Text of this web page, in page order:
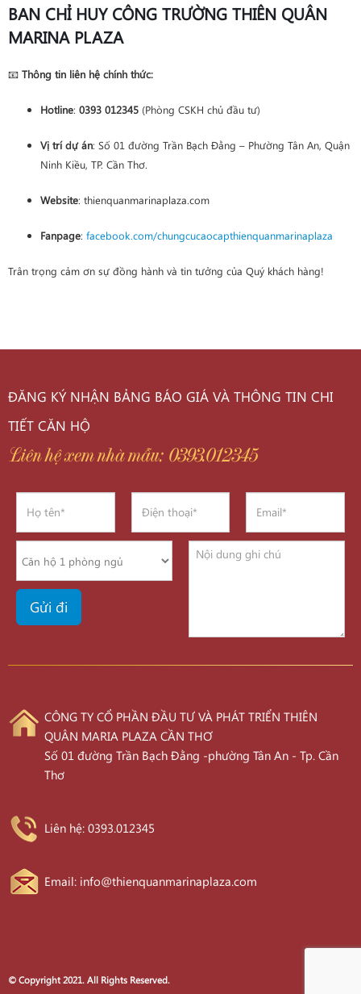
BAN CHỈ HUY CÔNG TRƯỜNG THIÊN QUÂN
MARINA PLAZA
📧 Thông tin liên hệ chính thức:
Hotline: 0393 012345 (Phòng CSKH chủ đầu tư)
Vị trí dự án: Số 01 đường Trần Bạch Đằng – Phường Tân An, Quận
Ninh Kiều, TP. Cần Thơ.
Website: thienquanmarinaplaza.com
Fanpage: facebook.com/chungcucaocapthienquanmarinaplaza
Trân trọng cảm ơn sự đồng hành và tin tưởng của Quý khách hàng!
ĐĂNG KÝ NHẬN BẢNG BÁO GIÁ VÀ THÔNG TIN CHI
TIẾT CĂN HỘ
Liên hệ xem nhà mẫu: 0393.012345
CÔNG TY CỔ PHẦN ĐẦU TƯ VÀ PHÁT TRIỂN THIÊN
QUÂN MARIA PLAZA CẦN THƠ
Số 01 đường Trần Bạch Đằng -phường Tân An - Tp. Cần
Thơ
Liên hệ: 0393.012345
Email: info@thienquanmarinaplaza.com
© Copyright 2021. All Rights Reserved.